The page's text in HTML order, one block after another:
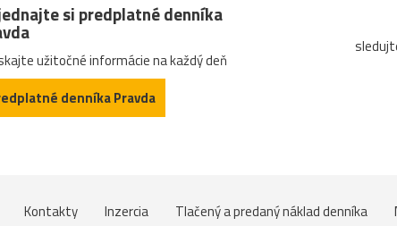
si predplatné denníka
užitočné informácie na každý deň
denníka Pravda
Kontakty Inzercia Tlačený a predaný náklad denníka